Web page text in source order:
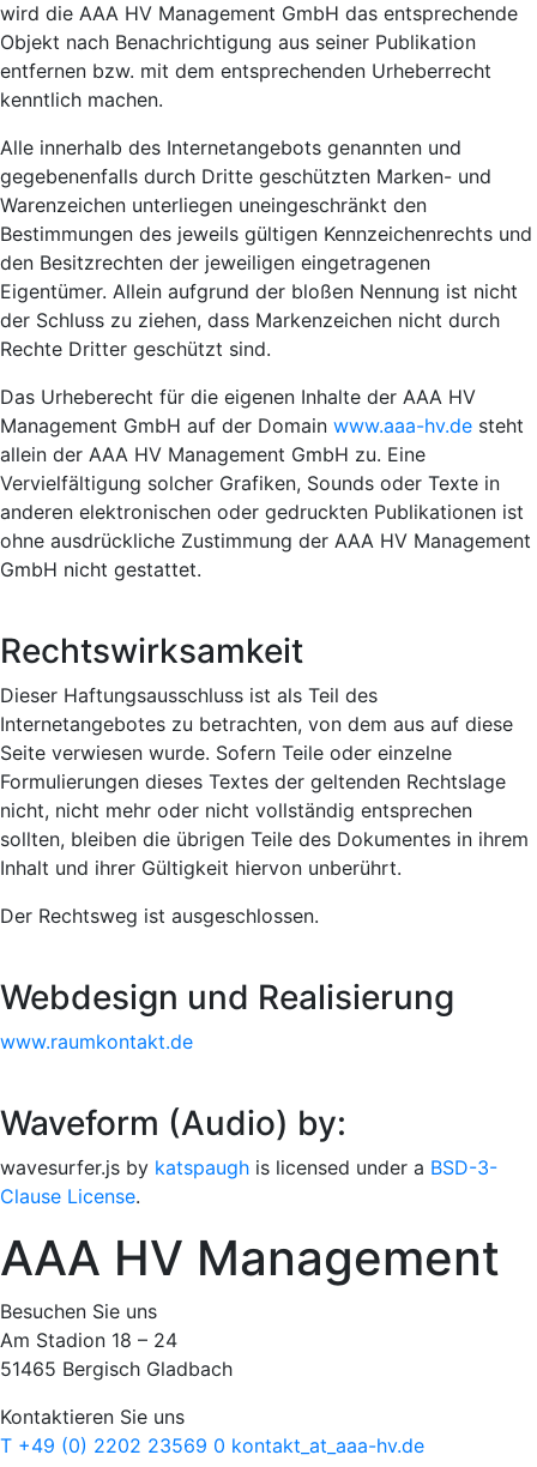
wird die AAA HV Management GmbH das entsprechende
Objekt nach Benachrichtigung aus seiner Publikation
entfernen bzw. mit dem entsprechenden Urheberrecht
kenntlich machen.
Alle innerhalb des Internetangebots genannten und
gegebenenfalls durch Dritte geschützten Marken- und
Warenzeichen unterliegen uneingeschränkt den
Bestimmungen des jeweils gültigen Kennzeichenrechts und
den Besitzrechten der jeweiligen eingetragenen
Eigentümer. Allein aufgrund der bloßen Nennung ist nicht
der Schluss zu ziehen, dass Markenzeichen nicht durch
Rechte Dritter geschützt sind.
Das Urheberecht für die eigenen Inhalte der AAA HV
Management GmbH auf der Domain www.aaa-hv.de steht
allein der AAA HV Management GmbH zu. Eine
Vervielfältigung solcher Grafiken, Sounds oder Texte in
anderen elektronischen oder gedruckten Publikationen ist
ohne ausdrückliche Zustimmung der AAA HV Management
GmbH nicht gestattet.
Rechtswirksamkeit
Dieser Haftungsausschluss ist als Teil des
Internetangebotes zu betrachten, von dem aus auf diese
Seite verwiesen wurde. Sofern Teile oder einzelne
Formulierungen dieses Textes der geltenden Rechtslage
nicht, nicht mehr oder nicht vollständig entsprechen
sollten, bleiben die übrigen Teile des Dokumentes in ihrem
Inhalt und ihrer Gültigkeit hiervon unberührt.
Der Rechtsweg ist ausgeschlossen.
Webdesign und Realisierung
www.raumkontakt.de
Waveform (Audio) by:
wavesurfer.js by katspaugh is licensed under a BSD-3-
Clause License.
AAA HV Management
Besuchen Sie uns
Am Stadion 18 – 24
51465 Bergisch Gladbach
Kontaktieren Sie uns
T +49 (0) 2202 23569 0 kontakt _at_ aaa-hv.de